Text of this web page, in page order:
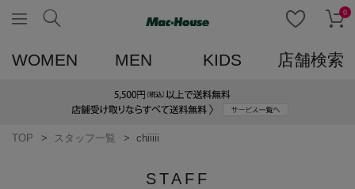
0
WOMEN MEN KIDS 店舗検索
TOP スタッフ一覧 chiiiii
STAFF